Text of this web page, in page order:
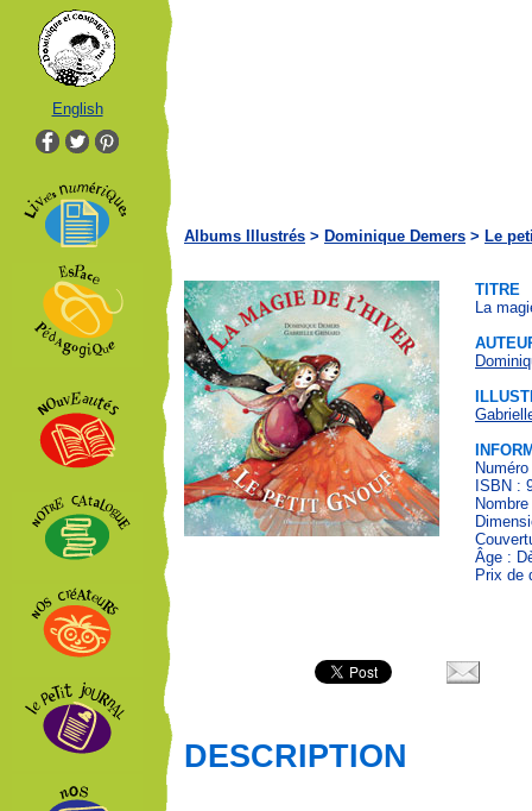
English
Albums Illustrés > Dominique Demers > Le
TITRE
La
ISBN :
Âge :
Prix de
DESCRIPTION